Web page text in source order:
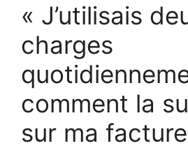
« J’utilisais
charges
comment la
sur ma facture